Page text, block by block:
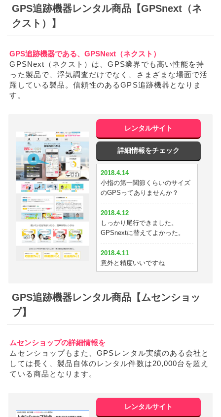
2018.4.5
位置の精度がめっちゃ正確でビ
浮気目的で15日レンタルして暴
けました！ すっきりしました。
2018.3.31
めっちゃいい！
3日じゃ浮気を暴けなかったorz
やっぱり半月は必要か^^;
2018.3.24
住所表示が細かいので助かる
2018.3.20
かなり小さい。これならバッグ
にいけそう。
2018.3.17
イチロクが一番安くて性能が良
2018.3.16
性能半端ない。恐ろしいリアル
位置
2018.3.12
GPS追跡機器レンタル商品【GPSnext（ネ
クスト）】
GPS追跡機器である、GPSNext（ネクスト）
GPSNext（ネクスト）は、GPS業界でも高い性能を持
った製品で、浮気調査だけでなく、さまざまな場面で活
躍している製品。信頼性のあるGPS追跡機器となりま
す。
レンタルサイト
詳細情報をチェック
2018.4.14
小指の第一関節くらいのサイズ
のGPSってありませんか？
2018.4.12
しっかり尾行できました。
GPSnextに替えてよかった。
2018.4.11
意外と精度いいですね
彼氏の浮気を暴けました
新入生歓迎会と嘘をついている
2018.4.3
妻が１日に２人と浮気してまし
今までgps使ってきたがgpsnext
GPS追跡機器レンタル商品【ムセンショッ
プ】
ムセンショップの詳細情報を
ムセンショップもまた、GPSレンタル実績のある会社と
しては長く、製品自体のレンタル件数は20,000台を超え
ている商品となります。
レンタルサイト